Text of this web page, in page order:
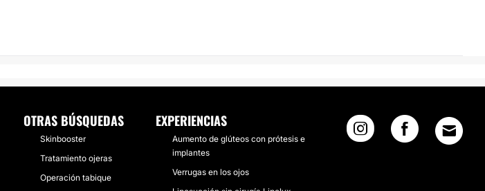
OTRAS BÚSQUEDAS
Skinbooster
Tratamiento ojeras
Operación tabique
EXPERIENCIAS
Aumento de glúteos con prótesis e
implantes
Verrugas en los ojos